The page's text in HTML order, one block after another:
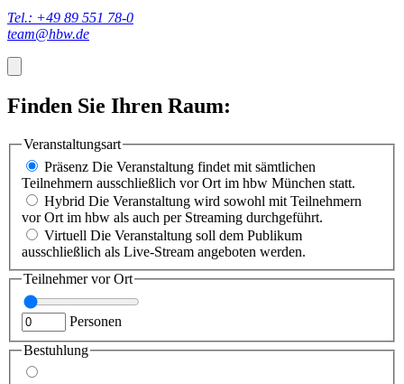
Tel.: +49 89 551 78-0
team@hbw.de
Finden Sie Ihren Raum:
Veranstaltungsart
Präsenz Die Veranstaltung findet mit sämtlichen
Teilnehmern ausschließlich vor Ort im hbw München statt.
Hybrid Die Veranstaltung wird sowohl mit Teilnehmern
vor Ort im hbw als auch per Streaming durchgeführt.
Virtuell Die Veranstaltung soll dem Publikum
ausschließlich als Live-Stream angeboten werden.
Teilnehmer vor Ort
Personen
Bestuhlung